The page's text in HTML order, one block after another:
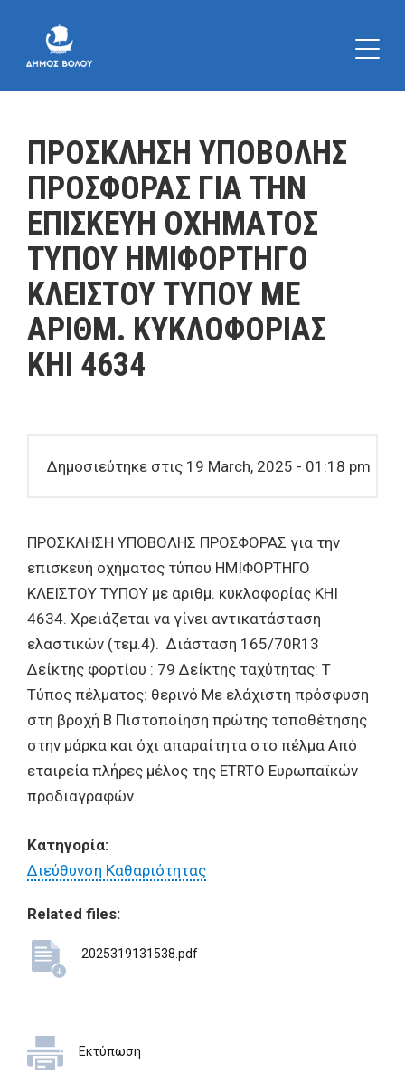
ΠΡΟΣΚΛΗΣΗ ΥΠΟΒΟΛΗΣ
ΠΡΟΣΦΟΡΑΣ ΓΙΑ ΤΗΝ
ΕΠΙΣΚΕΥΗ ΟΧΗΜΑΤΟΣ
ΤΥΠΟΥ ΗΜΙΦΟΡΤΗΓΟ
ΚΛΕΙΣΤΟΥ ΤΥΠΟΥ ΜΕ
ΑΡΙΘΜ. ΚΥΚΛΟΦΟΡΙΑΣ
ΚΗΙ 4634
Δημοσιεύτηκε στις 19 March, 2025 - 01:18 pm
ΠΡΟΣΚΛΗΣΗ ΥΠΟΒΟΛΗΣ ΠΡΟΣΦΟΡΑΣ για την
επισκευή οχήματος τύπου ΗΜΙΦΟΡΤΗΓΟ
ΚΛΕΙΣΤΟΥ ΤΥΠΟΥ με αριθμ. κυκλοφορίας ΚΗΙ
4634. Χρειάζεται να γίνει αντικατάσταση
ελαστικών (τεμ.4). Διάσταση 165/70R13
Δείκτης φορτίου : 79 Δείκτης ταχύτητας: Τ
Τύπος πέλματος: θερινό Με ελάχιστη πρόσφυση
στη βροχή B Πιστοποίηση πρώτης τοποθέτησης
στην μάρκα και όχι απαραίτητα στο πέλμα Από
εταιρεία πλήρες μέλος της ETRTO Ευρωπαϊκών
προδιαγραφών.
Κατηγορία:
Διεύθυνση Καθαριότητας
Related files:
2025319131538.pdf
Εκτύπωση